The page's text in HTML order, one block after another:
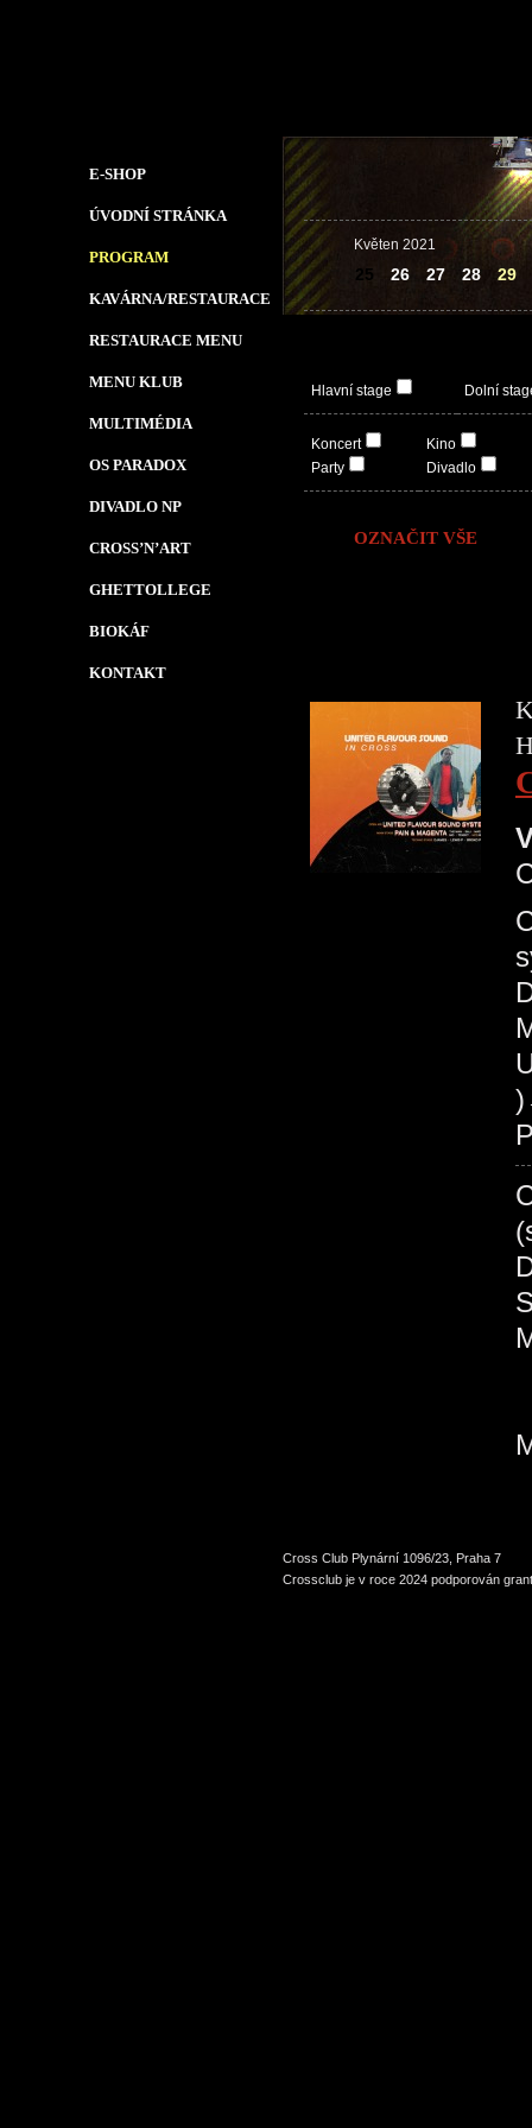
E-SHOP
ÚVODNÍ STRÁNKA
PROGRAM
KAVÁRNA/RESTAURACE
RESTAURACE MENU
MENU KLUB
MULTIMÉDIA
OS PARADOX
DIVADLO NP
CROSS’N’ART
GHETTOLLEGE
BIOKÁF
KONTAKT
Květen 2021
25 26 27 28 29
Hlavní stage Dolní
Koncert
Party
Kino
Divadlo
OZNAČIT VŠE
Cross Club Plynární 1096/23, Praha 7
Crossclub je v roce 2024 podporován